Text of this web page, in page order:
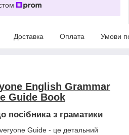
Доставка Оплата Умови
English Grammar
Guide Book
посібника з граматики
Guide - це детальний